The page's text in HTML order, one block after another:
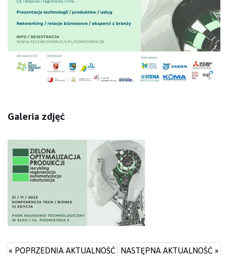
Galeria zdjęć
« POPRZEDNIA AKTUALNOŚĆ NASTĘPNA AKTUALNOŚĆ »